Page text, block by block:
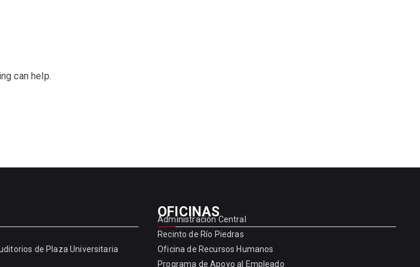
can help.
de Plaza Universitaria
OFICINAS
Administración Central
Recinto de Río Piedras
Oficina de Recursos Humanos
Programa de Apoyo al Empleado